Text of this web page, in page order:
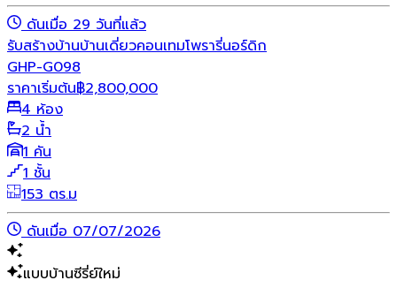
ดันเมื่อ 29 วันที่แล้ว
รับสร้างบ้านบ้านเดี่ยวคอนเทมโพรารี่นอร์ดิก
GHP-G098
ราคาเริ่มต้น฿2,800,000
4 ห้อง
2 น้ำ
1 คัน
1 ชั้น
153 ตร.ม
ดันเมื่อ 07/07/2026
แบบบ้านซีรี่ย์ใหม่